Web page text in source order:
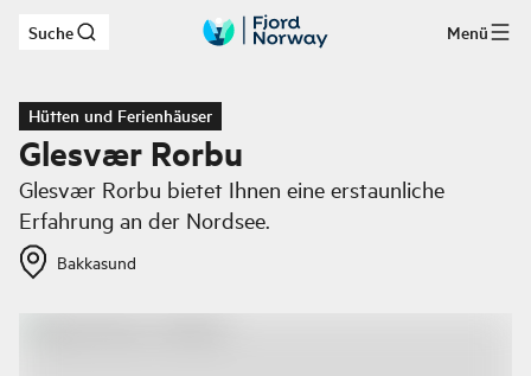
Zum Hauptinhalt
Suche Menü
Hütten und Ferienhäuser
Glesvær Rorbu
Glesvær Rorbu bietet Ihnen eine erstaunliche
Erfahrung an der Nordsee.
Bakkasund